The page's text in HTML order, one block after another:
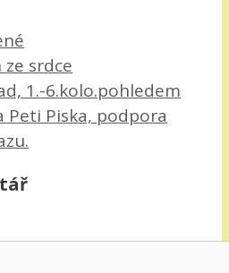
ze srdce
1.-6.kolo.pohledem
Peti Piska, podpora